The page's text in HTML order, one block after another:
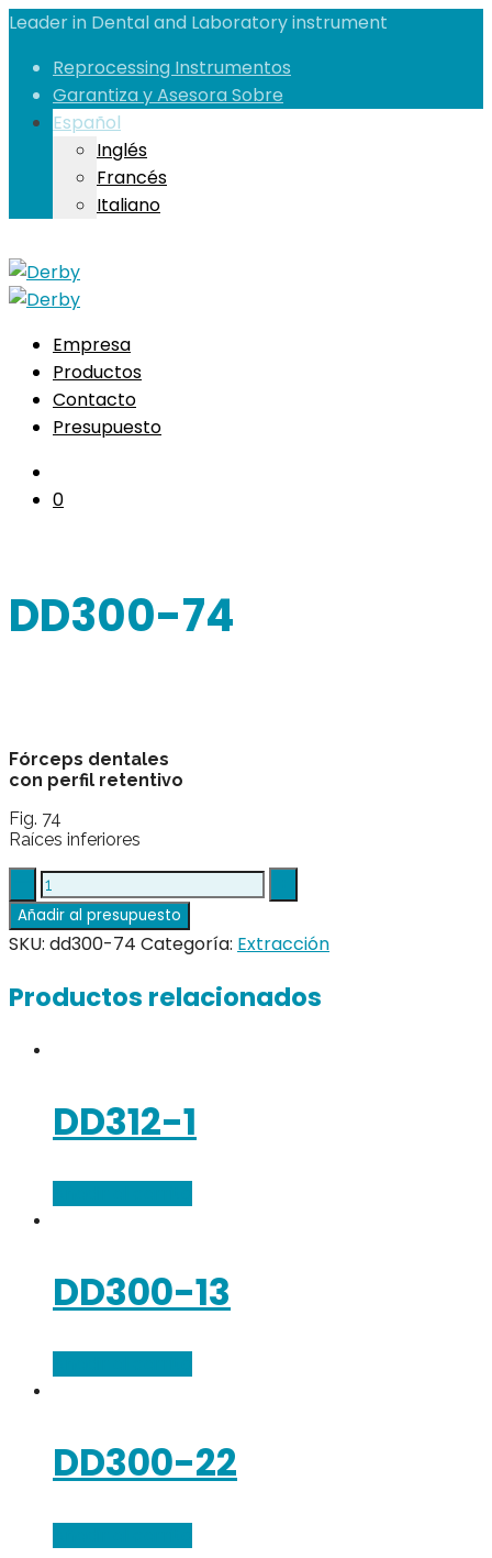
Leader in Dental and Laboratory instrument
Reprocessing Instrumentos
Garantiza y Asesora Sobre
Español
Inglés
Francés
Italiano
Empresa
Productos
Contacto
Presupuesto
0
DD300-74
Fórceps dentales
con perfil retentivo
Fig. 74
Raíces inferiores
DD300-
74
quantity
Añadir al presupuesto
SKU: dd300-74 Categoría: Extracción
Productos relacionados
DD312-1
DD300-13
DD300-22